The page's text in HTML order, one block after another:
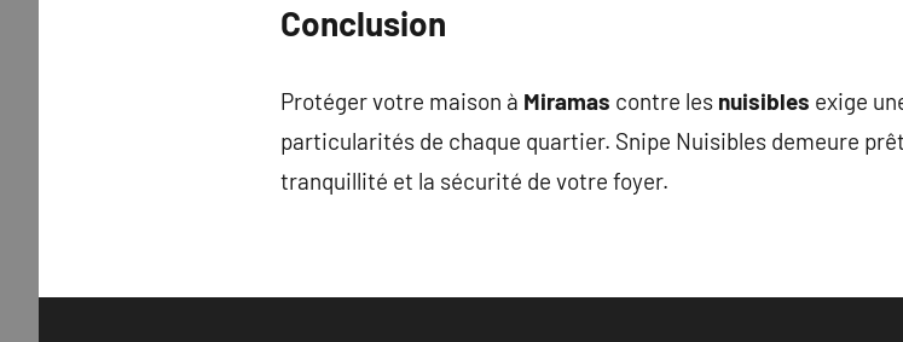
Conclusion
Protéger votre maison à Miramas contre les nuisibles exige
particularités de chaque quartier. Snipe Nuisibles demeure
tranquillité et la sécurité de votre foyer.